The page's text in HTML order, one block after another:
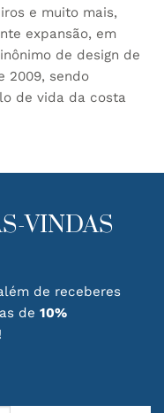
e muito mais,
expansão, em
de design de
2009, sendo
de vida da costa
VINDAS
de receberes
de 10%
!